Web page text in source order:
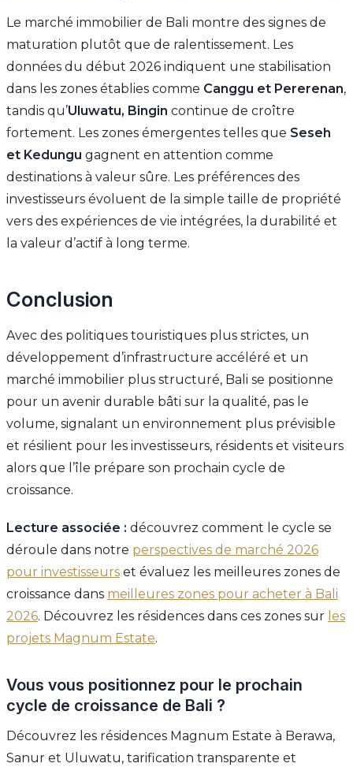
Le marché immobilier de Bali montre des signes de
maturation plutôt que de ralentissement. Les
données du début 2026 indiquent une stabilisation
dans les zones établies comme Canggu et Pererenan,
tandis qu’Uluwatu, Bingin continue de croître
fortement. Les zones émergentes telles que Seseh
et Kedungu gagnent en attention comme
destinations à valeur sûre. Les préférences des
investisseurs évoluent de la simple taille de propriété
vers des expériences de vie intégrées, la durabilité et
la valeur d’actif à long terme.
Conclusion
Avec des politiques touristiques plus strictes, un
développement d’infrastructure accéléré et un
marché immobilier plus structuré, Bali se positionne
pour un avenir durable bâti sur la qualité, pas le
volume, signalant un environnement plus prévisible
et résilient pour les investisseurs, résidents et visiteurs
alors que l’île prépare son prochain cycle de
croissance.
Lecture associée : découvrez comment le cycle se
déroule dans notre perspectives de marché 2026
pour investisseurs et évaluez les meilleures zones de
croissance dans meilleures zones pour acheter à Bali
2026. Découvrez les résidences dans ces zones sur les
projets Magnum Estate.
Vous vous positionnez pour le prochain
cycle de croissance de Bali ?
Découvrez les résidences Magnum Estate à Berawa,
Sanur et Uluwatu, tarification transparente et